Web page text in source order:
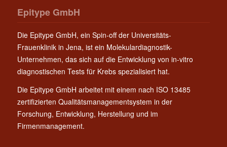
Epitype GmbH
Die Epitype GmbH, ein Spin-off der Universitäts-
Frauenklinik in Jena, ist ein Molekulardiagnostik-
Unternehmen, das sich auf die Entwicklung von in-vitro
diagnostischen Tests für Krebs spezialisiert hat.
Die Epitype GmbH arbeitet mit einem nach ISO 13485
zertifizierten Qualitätsmanagementsystem in der
Forschung, Entwicklung, Herstellung und im
Firmenmanagement.